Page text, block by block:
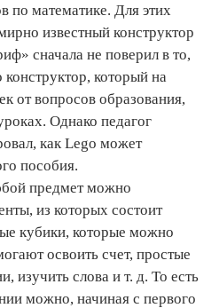
по математике. Для этих
известный конструктор
сначала не поверил в то,
который на
от вопросов образования,
Однако педагог
как Lego может
пособия.
предмет можно
из которых состоит
кубики, которые можно
освоить счет, простые
изучить слова и т. д. То есть
можно, начиная с первого